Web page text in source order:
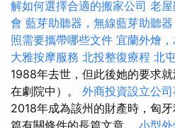
解如何選擇合適的搬家公司 老
會 藍芽助聽器，無線藍芽助聽
照需要攜帶哪些文件 宜蘭外燴
大雅按摩服務 北投整復療程 北
1988年去世，但此後她的要求
在劇院中）。 外商投資設立公
2018年成為該州的財產時，匈
篇有關條件的長篇文章。 小型